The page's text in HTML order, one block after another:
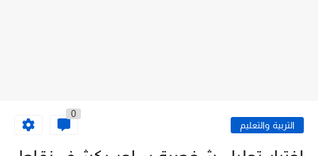
التربية والتعليم
0